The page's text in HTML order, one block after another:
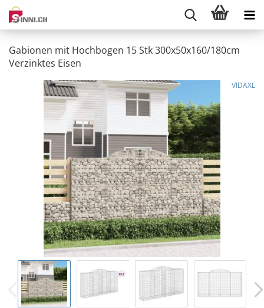
Gabionen mit Hochbogen 15 Stk 300x50x160/180cm
Verzinktes Eisen
VIDAXL